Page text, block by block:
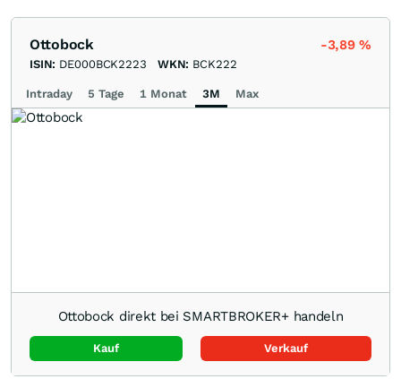
Ottobock -3,89%
ISIN: DE000BCK2223 WKN: BCK222
Intraday 5 Tage 1 Monat 3M Max
Ottobock direkt bei SMARTBROKER+ handeln
Kauf Verkauf